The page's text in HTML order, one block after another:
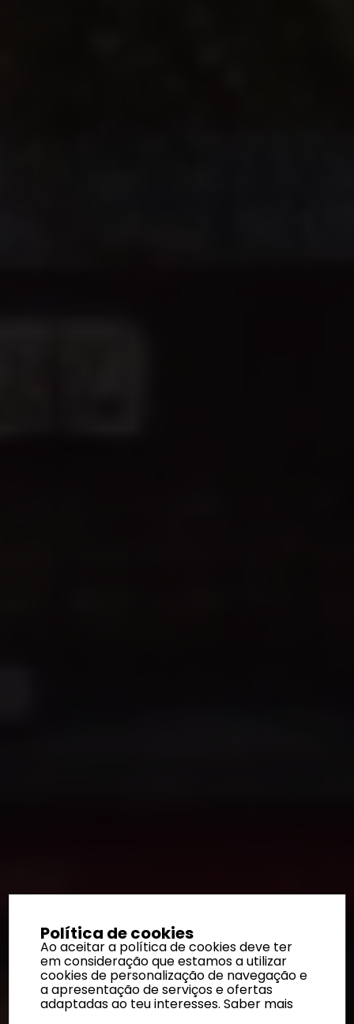
Política de cookies
Ao aceitar a política de cookies deve ter
em consideração que estamos a utilizar
cookies de personalização de navegação e
a apresentação de serviços e ofertas
adaptadas ao teu interesses.Saber mais